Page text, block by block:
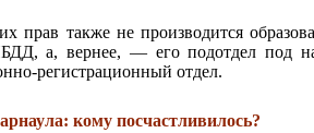
прав также не производится
а, вернее, — его подотдел под
регистрационный отдел.
кому посчастливилось?